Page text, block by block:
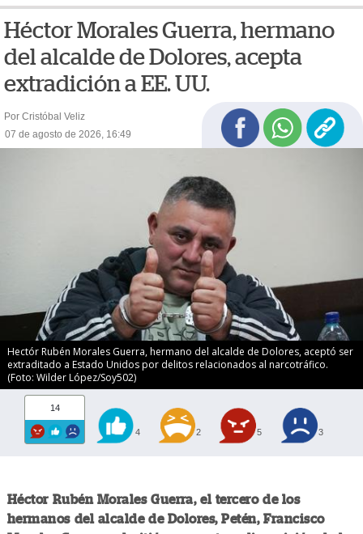
Héctor Morales Guerra, hermano
del alcalde de Dolores, acepta
extradición a EE. UU.
Por Cristóbal Veliz
07 de agosto de 2026, 16:49
Hectór Rubén Morales Guerra, hermano del alcalde de Dolores, aceptó ser
extraditado a Estado Unidos por delitos relacionados al narcotráfico.
(Foto: Wilder López/Soy502)
14
4 2 5 3
Héctor Rubén Morales Guerra, el tercero de los
hermanos del alcalde de Dolores, Petén, Francisco